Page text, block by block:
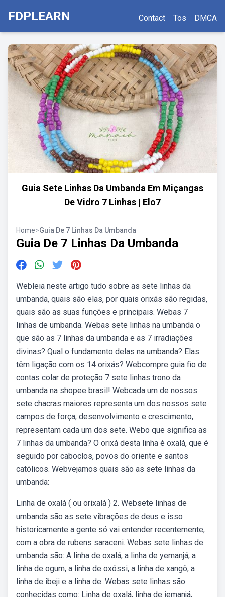
FDPLEARN Contact Tos DMCA
Guia Sete Linhas Da Umbanda Em Miçangas
De Vidro 7 Linhas | Elo7
Home>Guia De 7 Linhas Da Umbanda
Guia De 7 Linhas Da Umbanda
Webleia neste artigo tudo sobre as sete linhas da
umbanda, quais são elas, por quais orixás são regidas,
quais são as suas funções e principais. Webas 7
linhas de umbanda. Webas sete linhas na umbanda o
que são as 7 linhas da umbanda e as 7 irradiações
divinas? Qual o fundamento delas na umbanda? Elas
têm ligação com os 14 orixás? Webcompre guia fio de
contas colar de proteção 7 sete linhas trono da
umbanda na shopee brasil! Webcada um de nossos
sete chacras maiores representa um dos nossos sete
campos de força, desenvolvimento e crescimento,
representam cada um dos sete. Webo que significa as
7 linhas da umbanda? O orixá desta linha é oxalá, que é
seguido por caboclos, povos do oriente e santos
católicos. Webvejamos quais são as sete linhas da
umbanda:
Linha de oxalá ( ou orixalá ) 2. Websete linhas de
umbanda são as sete vibrações de deus e isso
historicamente a gente só vai entender recentemente,
com a obra de rubens saraceni. Webas sete linhas de
umbanda são: A linha de oxalá, a linha de yemanjá, a
linha de ogum, a linha de oxóssi, a linha de xangô, a
linha de ibeji e a linha de. Webas sete linhas são
conhecidas como: Linha de oxalá, linha de iemanjá,